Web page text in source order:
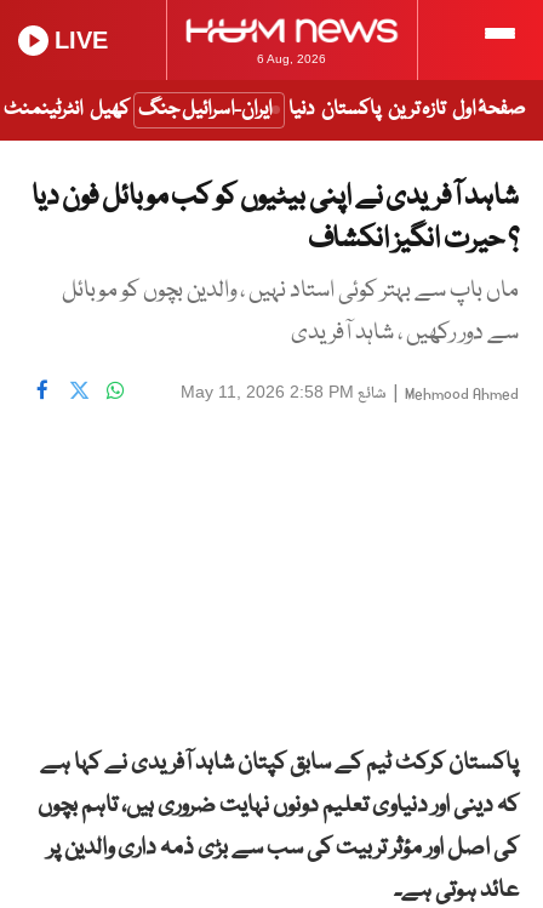
6 Aug, 2026
LIVE
صفحۂ اول تازہ ترین پاکستان دنیا ایران-اسرائیل جنگ کھیل انٹرٹینمنٹ
شاہد آفریدی نے اپنی بیٹیوں کو کب موبائل فون دیا
؟ حیرت انگیز انکشاف
ماں باپ سے بہتر کوئی استاد نہیں ، والدین بچوں کو موبائل
سے دور رکھیں ، شاہد آفریدی
Mehmood Ahmed
| شائع May 11, 2026 2:58 PM
پاکستان کرکٹ ٹیم کے سابق کپتان شاہد آفریدی نے کہا ہے
کہ دینی اور دنیاوی تعلیم دونوں نہایت ضروری ہیں، تاہم بچوں
کی اصل اور مؤثر تربیت کی سب سے بڑی ذمہ داری والدین پر
عائد ہوتی ہے۔